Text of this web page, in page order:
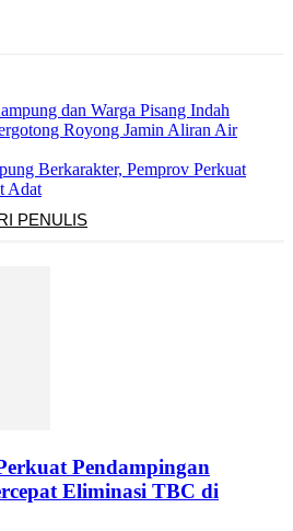
dan Warga Pisang Indah
Royong Jamin Aliran Air
Berkarakter, Pemprov Perkuat
Adat
PENULIS
Pendampingan
Eliminasi TBC di